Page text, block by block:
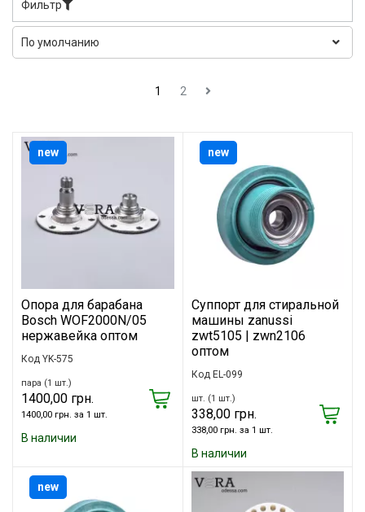
Фильтр
1 2
Опора для барабана
Bosch WOF2000N/05
нержавейка оптом
Код YK-575
пара (1 шт.)
1400,00 грн.
1400,00 грн. за 1 шт.
В наличии
new
Суппорт для стиральной
машины zanussi
zwt5105 | zwn2106
оптом
Код EL-099
шт. (1 шт.)
338,00 грн.
338,00 грн. за 1 шт.
В наличии
new
new